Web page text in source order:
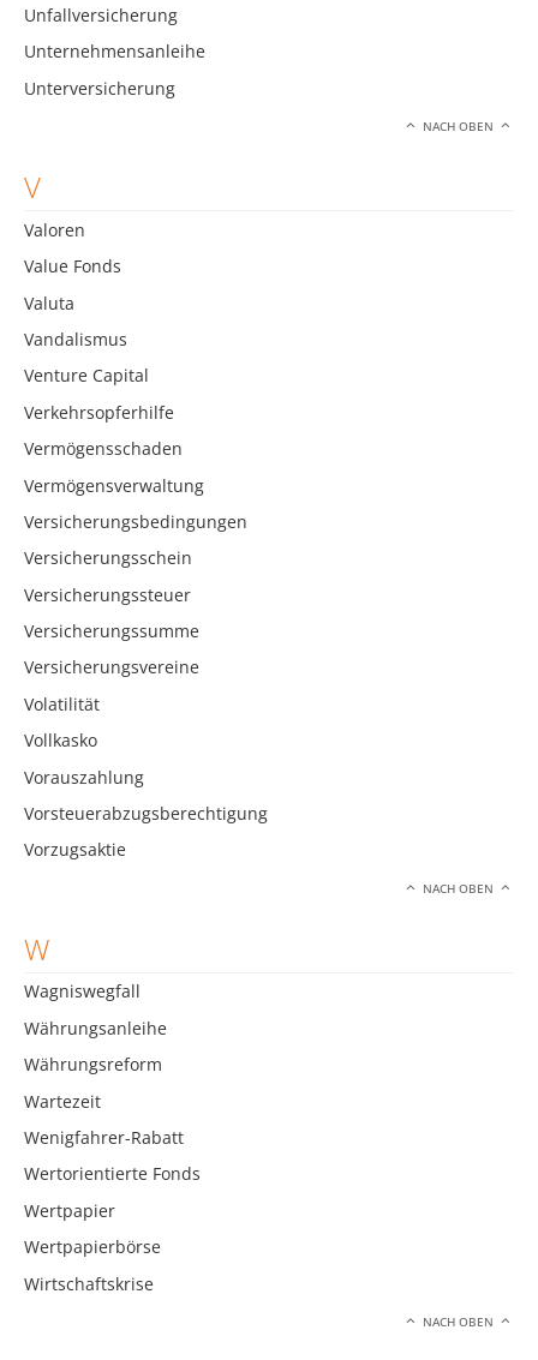
Unfallversicherung
Unternehmensanleihe
Unterversicherung
NACH OBEN
V
Valoren
Value Fonds
Valuta
Vandalismus
Venture Capital
Verkehrsopferhilfe
Vermögensschaden
Vermögensverwaltung
Versicherungsbedingungen
Versicherungsschein
Versicherungssteuer
Versicherungssumme
Versicherungsvereine
Volatilität
Vollkasko
Vorauszahlung
Vorsteuerabzugsberechtigung
Vorzugsaktie
NACH OBEN
W
Wagniswegfall
Währungsanleihe
Währungsreform
Wartezeit
Wenigfahrer-Rabatt
Wertorientierte Fonds
Wertpapier
Wertpapierbörse
Wirtschaftskrise
NACH OBEN